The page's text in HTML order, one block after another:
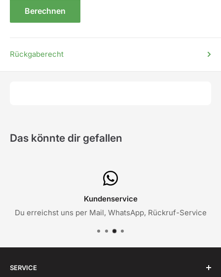
Berechnen
Rückgaberecht
Das könnte dir gefallen
Kundenservice
Du erreichst uns per Mail, WhatsApp, Rückruf-Service
SERVICE